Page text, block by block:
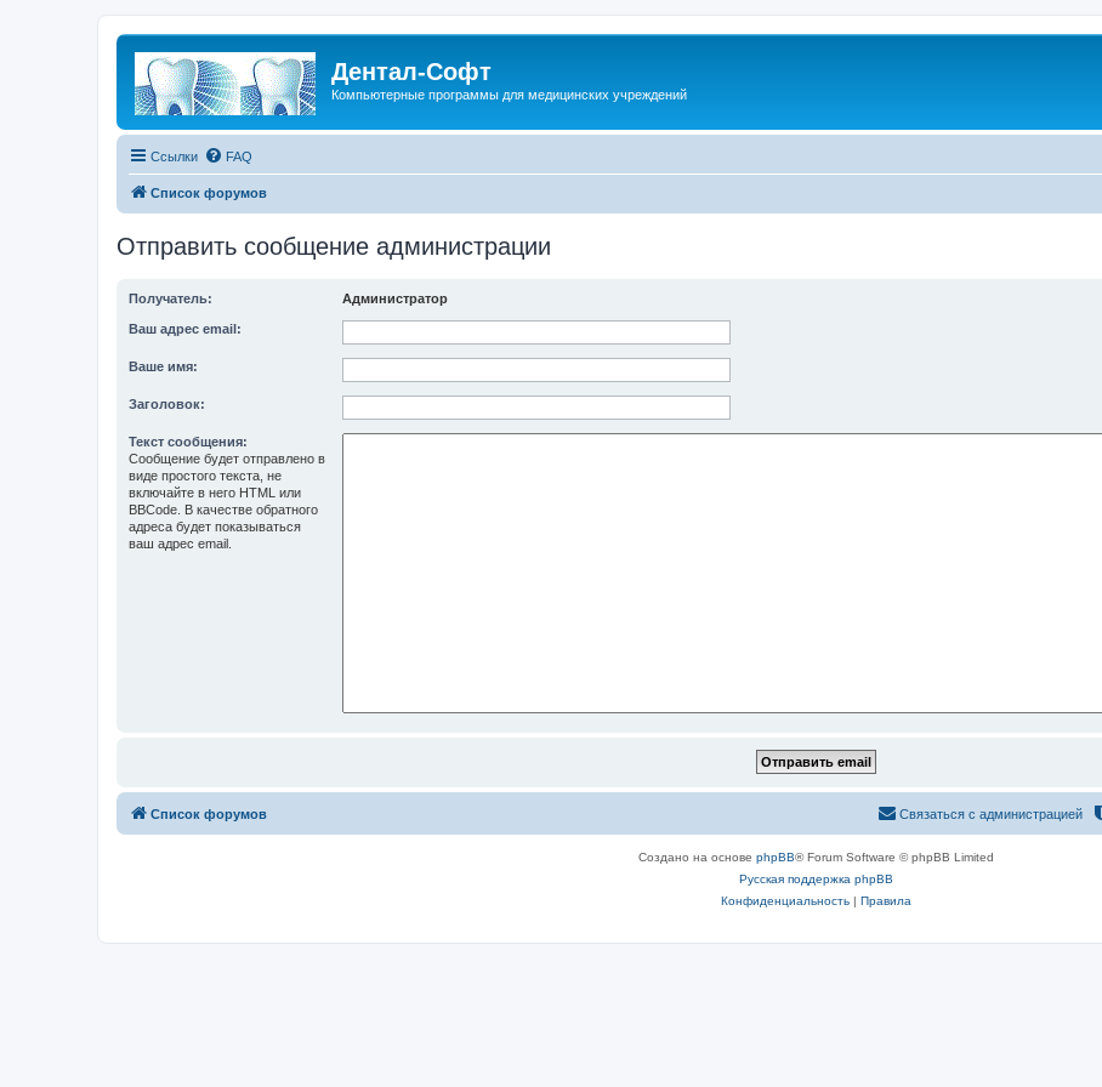
Дентал-Софт
Компьютерные программы для медицинских учреждений
Ссылки FAQ
Список форумов
Отправить сообщение администрации
Получатель: Администратор
Ваш адрес email:
Ваше имя:
Заголовок:
Текст сообщения:
Сообщение будет отправлено в
виде простого текста, не
включайте в него HTML или
BBCode. В качестве обратного
адреса будет показываться
ваш адрес email.
Список форумов Связаться с администрацией
Создано на основе phpBB® Forum Software © phpBB Limited
Русская поддержка phpBB
Конфиденциальность| Правила